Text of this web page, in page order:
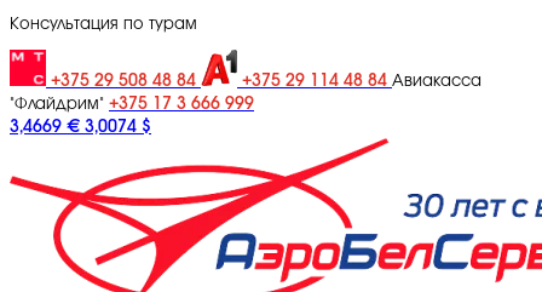
Консультация по турам
+375 29 508 48 84 +375 29 114 48 84 Авиакасса
"Флайдрим" +375 17 3 666 999
3,4669 € 3,0074 $